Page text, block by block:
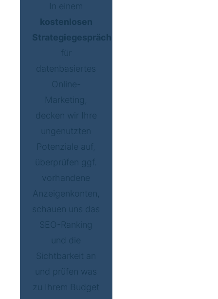
In einem
kostenlosen
Strategiegespräch
für
datenbasiertes
Online-
Marketing,
decken wir Ihre
ungenutzten
Potenziale auf,
überprüfen ggf.
vorhandene
Anzeigenkonten,
schauen uns das
SEO-Ranking
und die
Sichtbarkeit an
und prüfen was
zu Ihrem Budget